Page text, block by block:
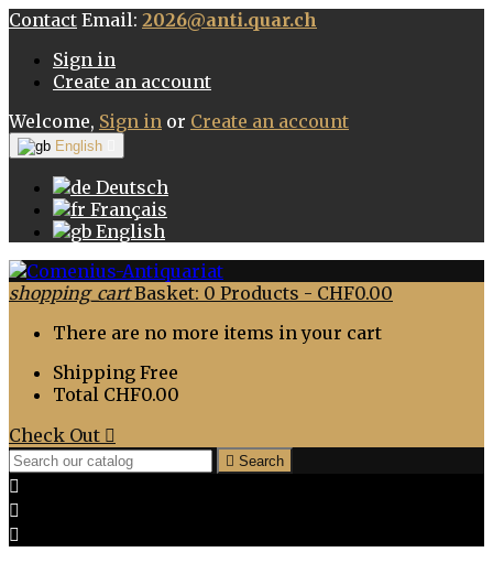
Contact Email: 2026@anti.quar.ch
Sign in
Create an account
Welcome, Sign in or Create an account
English
Deutsch
Français
English
shopping_cart Basket: 0 Products - CHF0.00
There are no more items in your cart
Shipping Free
Total CHF0.00
Check Out 
 Search


